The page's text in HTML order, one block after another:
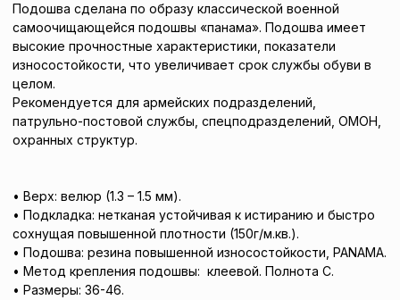
Подошва сделана по образу классической военной
самоочищающейся подошвы «панама». Подошва имеет
высокие прочностные характеристики, показатели
износостойкости, что увеличивает срок службы обуви в
целом.
Рекомендуется для армейских подразделений,
патрульно-постовой службы, спецподразделений, ОМОН,
охранных структур.
• Верх: велюр (1.3 – 1.5 мм).
• Подкладка: нетканая устойчивая к истиранию и быстро
сохнущая повышенной плотности (150г/м.кв.).
• Подошва: резина повышенной износостойкости, PANAMA.
• Метод крепления подошвы: клеевой. Полнота С.
• Размеры: 36-46.